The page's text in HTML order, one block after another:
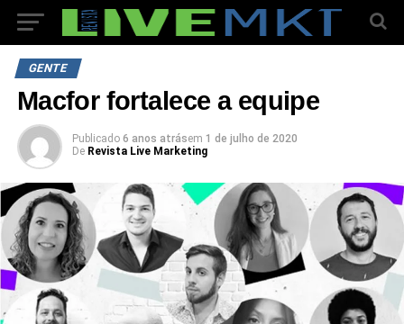
GENTE
Macfor fortalece a equipe
Publicado 6 anos atrásem 1 de julho de 2020
De Revista Live Marketing